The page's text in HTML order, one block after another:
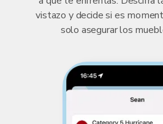
vistazo y decide si es
solo asegurar los